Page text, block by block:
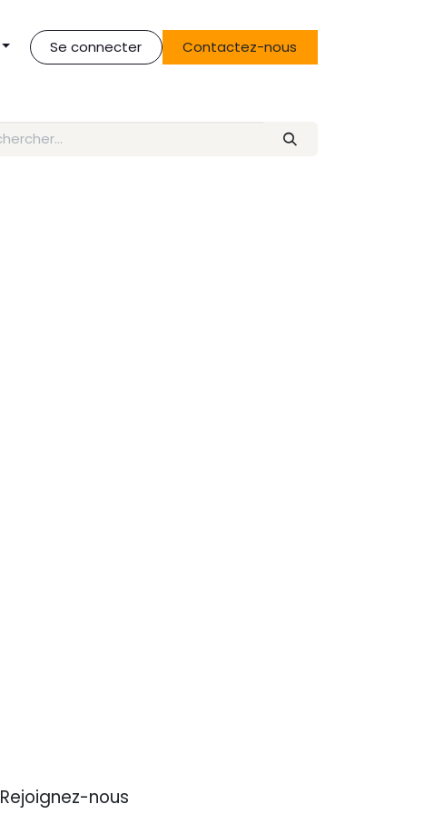
Se connecter Contactez-nous
Rejoignez-nous